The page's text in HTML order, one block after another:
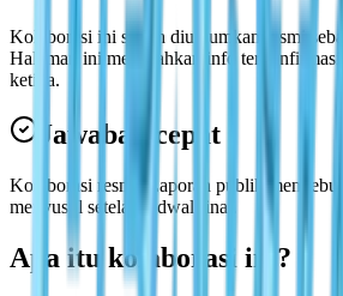
Kolaborasi ini sudah diumumkan resmi
Halaman ini memisahkan info
ketiga.
Jawaban cepat
Kolaborasi resmi. Laporan publik
menyusul setelah jadwal final.
Apa itu kolaborasi ini?